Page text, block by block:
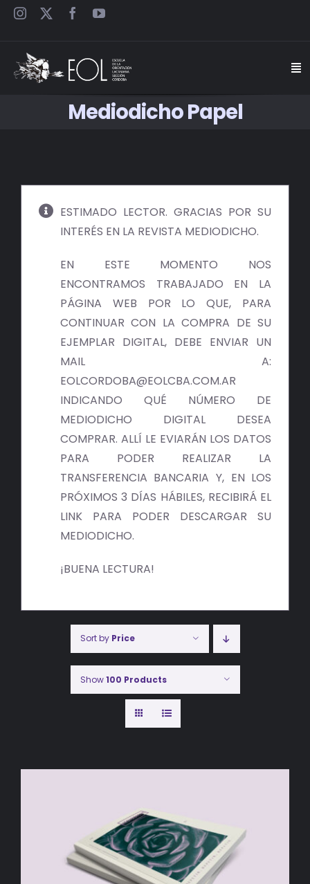
Saltar
JORNADAS
MEDIODICHO
ACTUALIDAD
CONTACTO
Mediodicho Papel
ESTIMADO LECTOR. GRACIAS POR SU
INTERÉS EN LA REVISTA MEDIODICHO.
EN ESTE MOMENTO NOS
ENCONTRAMOS TRABAJADO EN LA
PÁGINA WEB POR LO QUE, PARA
CONTINUAR CON LA COMPRA DE SU
EJEMPLAR DIGITAL, DEBE ENVIAR UN
MAIL A:
EOLCORDOBA@EOLCBA.COM.AR
INDICANDO QUÉ NÚMERO DE
MEDIODICHO DIGITAL DESEA
COMPRAR. ALLÍ LE EVIARÁN LOS DATOS
PARA PODER REALIZAR LA
TRANSFERENCIA BANCARIA Y, EN LOS
PRÓXIMOS 3 DÍAS HÁBILES, RECIBIRÁ EL
LINK PARA PODER DESCARGAR SU
MEDIODICHO.
¡BUENA LECTURA!
Sort by Price
Show100 Products
AÑADIR AL CARRITO / DETALLES